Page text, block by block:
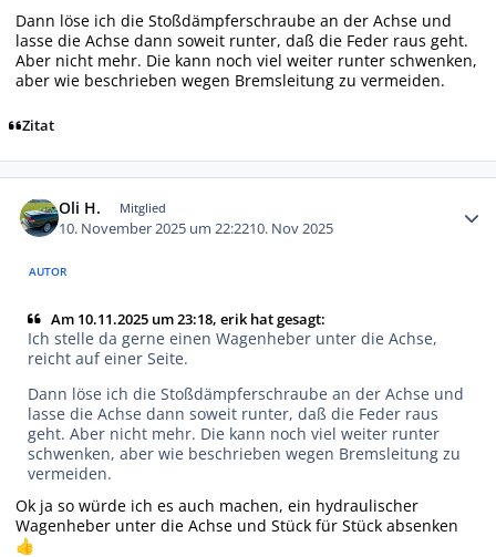
Dann löse ich die Stoßdämpferschraube an der Achse und
lasse die Achse dann soweit runter, daß die Feder raus geht.
Aber nicht mehr. Die kann noch viel weiter runter schwenken,
aber wie beschrieben wegen Bremsleitung zu vermeiden.
Zitat
Oli H. Mitglied
10. November 2025 um 22:2210. Nov 2025
AUTOR
Am 10.11.2025 um 23:18, erik hat gesagt:
Ich stelle da gerne einen Wagenheber unter die Achse,
reicht auf einer Seite.
Dann löse ich die Stoßdämpferschraube an der Achse und
lasse die Achse dann soweit runter, daß die Feder raus
geht. Aber nicht mehr. Die kann noch viel weiter runter
schwenken, aber wie beschrieben wegen Bremsleitung zu
vermeiden.
Ok ja so würde ich es auch machen, ein hydraulischer
Wagenheber unter die Achse und Stück für Stück absenken
👍